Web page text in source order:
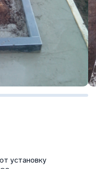
установку